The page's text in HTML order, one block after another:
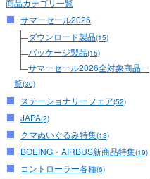
サマーセール2026
ダウンロード製品(15)
パッケージ製品(15)
サマーセール2026全対象商品一
覧(30)
ステーショナリーフェア(52)
JAPA(2)
クマぬいぐるみ特集(13)
BOEING・AIRBUS新商品特集(19)
コントローラー各種(6)